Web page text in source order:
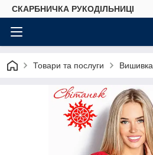
СКАРБНИЧКА РУКОДІЛЬНИЦІ
Товари та послуги Вишивка